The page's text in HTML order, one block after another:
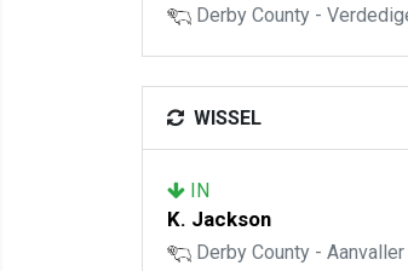
Derby County -
WISSEL
IN
K. Jackson
Derby County -